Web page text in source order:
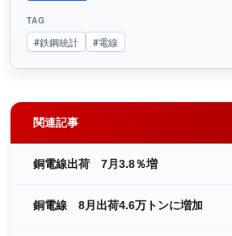
TAG
#鉄鋼統計 #電線
関連記事
銅電線出荷 7月3.8％増
銅電線 8月出荷4.6万トンに増加